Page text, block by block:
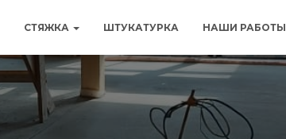
СТЯЖКА ШТУКАТУРКА НАШИ РАБОТЫ